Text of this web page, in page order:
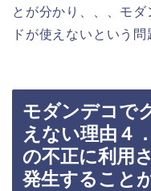
とが分かり、、、モ
ドが使えないという
モダンデコで
えない理由４
の不正に利用
発生すること